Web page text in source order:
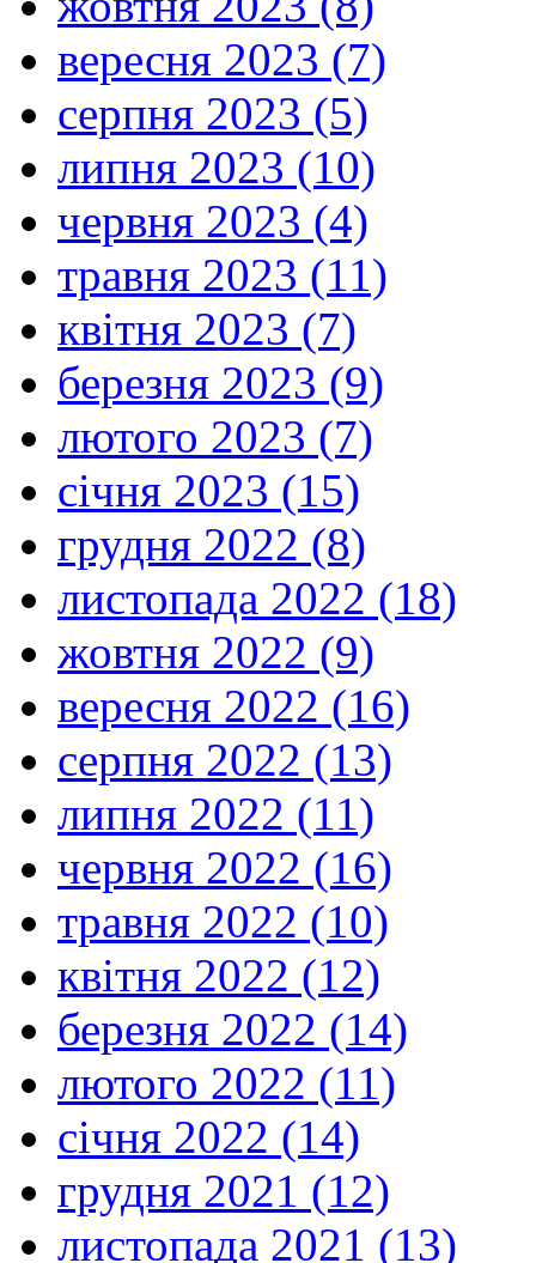
вересня 2023 (7)
серпня 2023 (5)
липня 2023 (10)
червня 2023 (4)
травня 2023 (11)
квітня 2023 (7)
березня 2023 (9)
лютого 2023 (7)
січня 2023 (15)
грудня 2022 (8)
листопада 2022 (18)
жовтня 2022 (9)
вересня 2022 (16)
серпня 2022 (13)
липня 2022 (11)
червня 2022 (16)
травня 2022 (10)
квітня 2022 (12)
березня 2022 (14)
лютого 2022 (11)
січня 2022 (14)
грудня 2021 (12)
листопада 2021 (13)